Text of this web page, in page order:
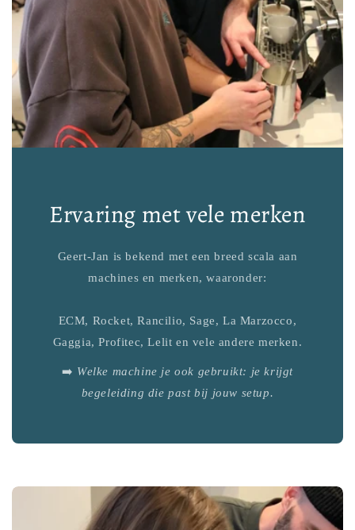
Ervaring met vele merken
Geert-Jan is bekend met een breed scala aan
machines en merken, waaronder:
ECM, Rocket, Rancilio, Sage, La Marzocco,
Gaggia, Profitec, Lelit en vele andere merken.
➡️ Welke machine je ook gebruikt: je krijgt
begeleiding die past bij jouw setup.